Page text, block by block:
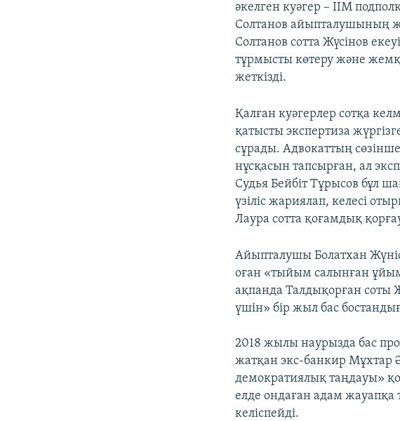
әкелген куәгер – ІІМ
Солтанов айыпталушының
Солтанов сотта Жүсінов
тұрмысты көтеру және
жеткізді.
Қалған куәгерлер сотқа
қатысты экспертиза
сұрады. Адвокаттың
нұсқасын тапсырған, ал
Судья Бейбіт Тұрысов бұл
үзіліс жариялап, келесі
Лаура сотта қоғамдық
Айыпталушы Болатхан
оған «тыйым салынған
ақпанда Талдықорған
үшін» бір жыл бас
2018 жылы наурызда бас
жатқан экс-банкир Мұхтар
демократиялық таңдауы»
елде ондаған адам
келіспейді.